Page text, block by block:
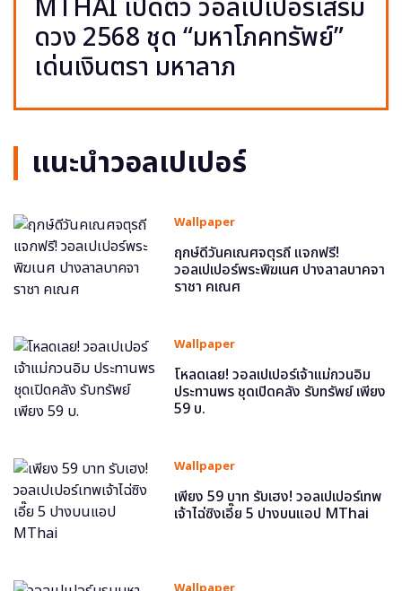
MTHAI เปิดตัว วอลเปเปอร์เสริม
ดวง 2568 ชุด “มหาโภคทรัพย์”
เด่นเงินตรา มหาลาภ
แนะนำวอลเปเปอร์
Wallpaper
ฤกษ์ดีวันคเณศจตุรถี แจกฟรี!
วอลเปเปอร์พระพิฆเนศ ปางลาลบาคจา
ราชา คเณศ
Wallpaper
โหลดเลย! วอลเปเปอร์เจ้าแม่กวนอิม
ประทานพร ชุดเปิดคลัง รับทรัพย์ เพียง
59 บ.
Wallpaper
เพียง 59 บาท รับเฮง! วอลเปเปอร์เทพ
เจ้าไฉ่ซิงเอี๊ย 5 ปางบนแอป MThai